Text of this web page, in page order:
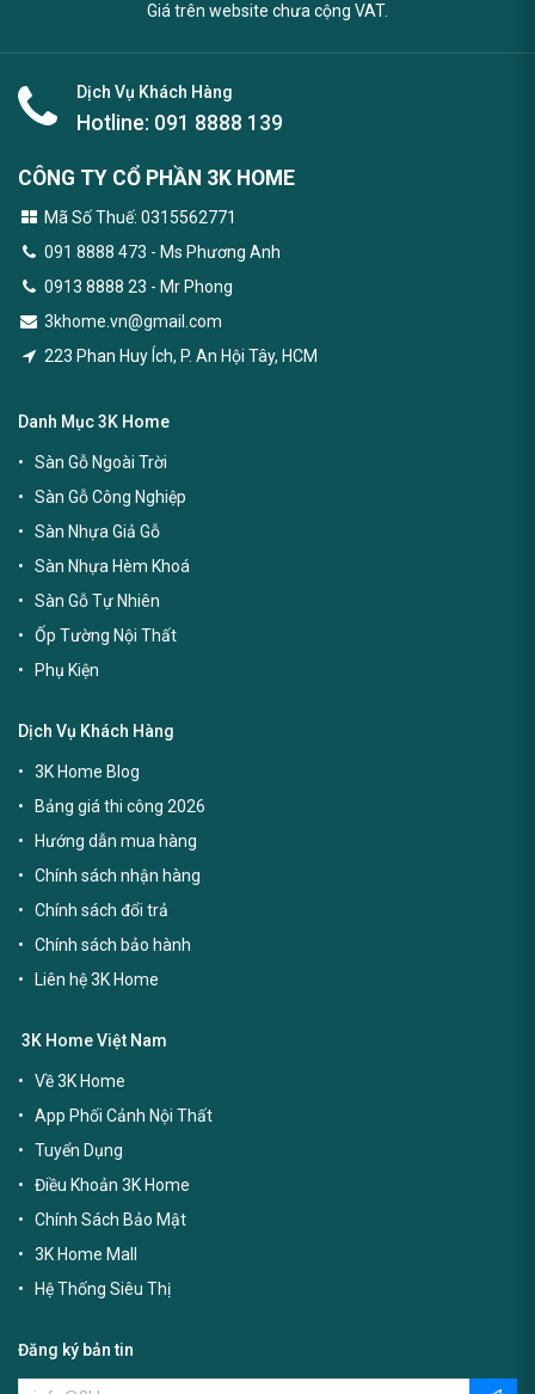
Giá trên website chưa cộng VAT.
Dịch Vụ Khách Hàng
Hotline: 091 8888 139
CÔNG TY CỔ PHẦN 3K HOME
Mã Số Thuế: 0315562771
091 8888 473 - Ms Phương Anh
0913 8888 23 - Mr Phong
3khome.vn@gmail.com
223 Phan Huy Ích, P. An Hội Tây, HCM
Danh Mục 3K Home
Sàn Gỗ Ngoài Trời
Sàn Gỗ Công Nghiệp
Sàn Nhựa Giả Gỗ
Sàn Nhựa Hèm Khoá
Sàn Gỗ Tự Nhiên
Ốp Tường Nội Thất
Phụ Kiện
Dịch Vụ Khách Hàng
3K Home Blog
Bảng giá thi công 2026
Hướng dẫn mua hàng
Chính sách nhận hàng
Chính sách đổi trả
Chính sách bảo hành
Liên hệ 3K Home
3K Home Việt Nam
Về 3K Home
App Phối Cảnh Nội Thất
Tuyển Dụng
Điều Khoản 3K Home
Chính Sách Bảo Mật
3K Home Mall
Hệ Thống Siêu Thị
Đăng ký bản tin